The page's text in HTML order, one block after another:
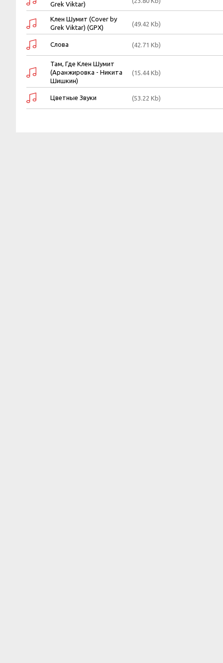
Grek Viktar)
Клен Шумит (Cover by
Grek Viktar) (GPX)
(49.42 Kb)
Слова (42.71 Kb)
Там, Где Клен Шумит
(Аранжировка - Никита
Шишкин)
(15.44 Kb)
Цветные Звуки (53.22 Kb)